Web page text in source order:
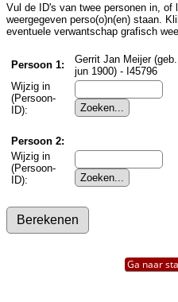
Vul de ID's van twee personen in, of
weergegeven perso(o)n(en) staan.
eventuele verwantschap grafisch
Persoon 1:
Gerrit Jan Meijer
jun 1900) - I45796
Wijzig in
(Persoon-
ID):
Persoon 2:
Wijzig in
(Persoon-
ID):
Ga naar